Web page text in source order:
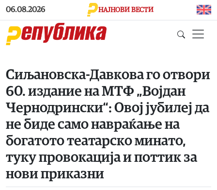
Skip to main content
06.08.2026 НАЈНОВИ ВЕСТИ
Сиљановска-Давкова го отвори
60. издание на МТФ „Војдан
Чернодрински“: Овој јубилеј да
не биде само навраќање на
богатото театарско минато,
туку провокација и поттик за
нови приказни